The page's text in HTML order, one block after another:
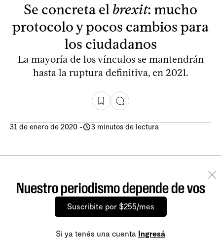
Se concreta el brexit: mucho
protocolo y pocos cambios para
los ciudadanos
La mayoría de los vínculos se mantendrán
hasta la ruptura definitiva, en 2021.
31 de enero de 2020 - 3 minutos de lectura
Nuestro periodismo depende de vos
Suscribite por $255/mes
Si ya tenés una cuenta Ingresá